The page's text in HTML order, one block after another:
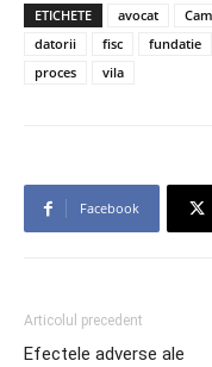
ETICHETE avocat
datorii
fisc fundatie
proces
vila
Facebook
Articolul precedent
Efectele adverse ale